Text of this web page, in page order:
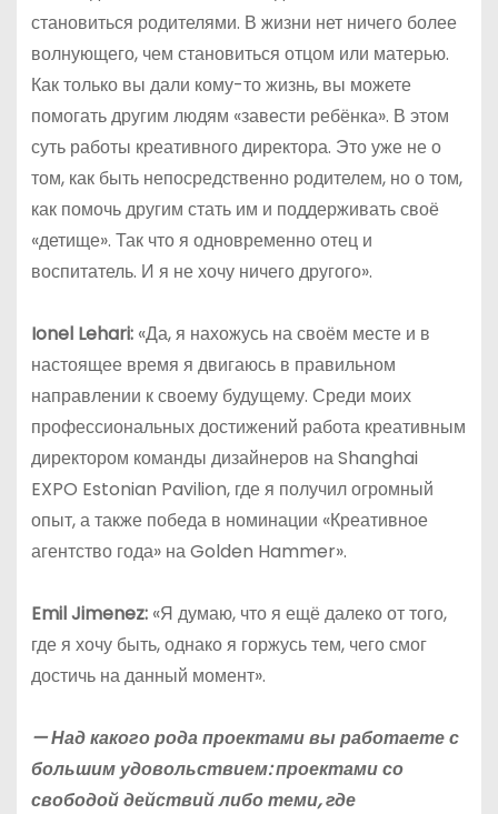
становиться родителями. В жизни нет ничего более
волнующего, чем становиться отцом или матерью.
Как только вы дали кому-то жизнь, вы можете
помогать другим людям «завести ребёнка». В этом
суть работы креативного директора. Это уже не о
том, как быть непосредственно родителем, но о том,
как помочь другим стать им и поддерживать своё
«детище». Так что я одновременно отец и
воспитатель. И я не хочу ничего другого».
Ionel Lehari:«Да, я нахожусь на своём месте и в
настоящее время я двигаюсь в правильном
направлении к своему будущему. Среди моих
профессиональных достижений работа креативным
директором команды дизайнеров на Shanghai
EXPO Estonian Pavilion, где я получил огромный
опыт, а также победа в номинации «Креативное
агентство года» на Golden Hammer».
EmilJimenez:«Я думаю, что я ещё далеко от того,
где я хочу быть, однако я горжусь тем, чего смог
достичь на данный момент».
— Над какого рода проектами вы работаете с
большим удовольствием: проектами со
свободой действий либо теми, где